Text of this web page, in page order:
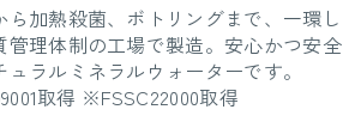
ら加熱殺菌、ボトリングまで、一環し
管理体制の工場で製造。安心かつ安全
ュラルミネラルウォーターです。
取得 ※FSSC22000取得